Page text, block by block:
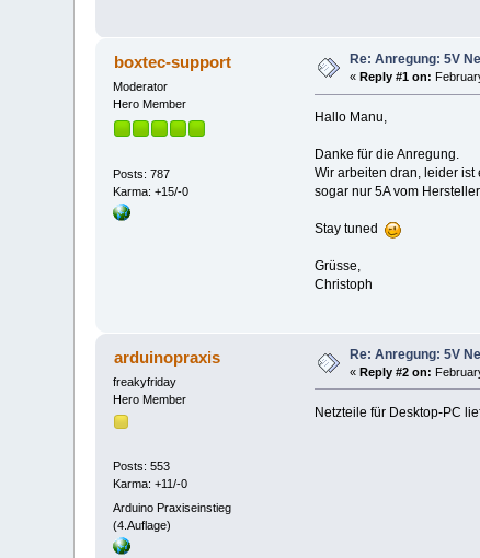
boxtec-support
Moderator
Hero Member
Posts: 787
Karma: +15/-0
Re: Anregung: 5V
« Reply #1 on:
Hallo Manu,
Danke für die Anregung.
Wir arbeiten dran, leider ist
sogar nur 5A vom
Stay tuned
Grüsse,
Christoph
arduinopraxis
freakyfriday
Hero Member
Posts: 553
Karma: +11/-0
Arduino Praxiseinstieg
(4.Auflage)
Re: Anregung: 5V
«Reply #2 on:
Netzteile für Desktop-PC